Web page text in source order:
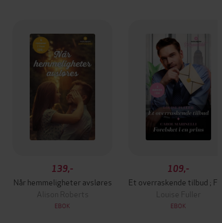
139,-
Når hemmeligheter avsløres
Alison Roberts
EBOK
109,-
Louise Fuller
EBOK